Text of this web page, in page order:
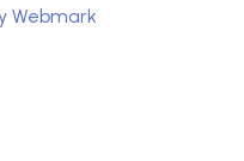
Webmark